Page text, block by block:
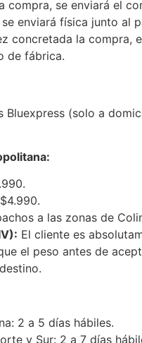
compra, se enviará el
enviará física junto al
concretada la compra,
de fábrica.
Bluexpress (solo a
a las zonas de
El cliente es
el peso antes de
2 a 5 días hábiles.
y Sur: 2 a 7 días